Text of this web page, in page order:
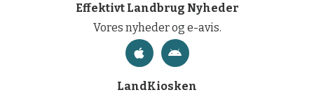
Effektivt Landbrug Nyheder
Vores nyheder og e-avis.
LandKiosken